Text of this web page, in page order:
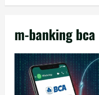
m-banking bca